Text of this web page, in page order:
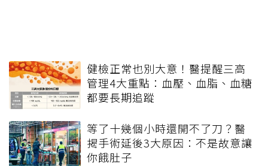
健檢正常也別大意！醫提醒三高
管理4大重點：血壓、血脂、血糖
都要長期追蹤
等了十幾個小時還開不了刀？醫
揭手術延後3大原因：不是故意讓
你餓肚子